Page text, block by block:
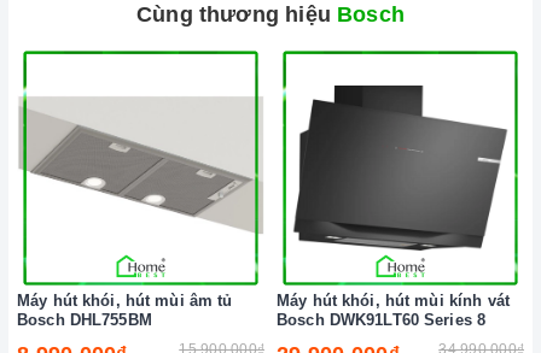
Đến với Home Best, chúng tôi tự hào cung cấp đến khách hàng
đa dạng các dòng máy rửa chén BOSCH
nổi tiếng, cam kết về
chất lượng và nguồn gốc sản phẩm chính hãng. Chúng tôi tự
tin mang đến cho quý khách hàng dịch vụ chăm sóc khách
hàng tận tâm và chính sách bảo hành, hậu mãi chuyên nghiệp
nhất.
Cùng thương hiệu Bosch
Máy hút khói, hút mùi âm tủ
Bosch DHL755BM
15.900.000₫
Máy hút khói, hút mùi kính vát
Bosch DWK91LT60 Series 8
34.990.000₫